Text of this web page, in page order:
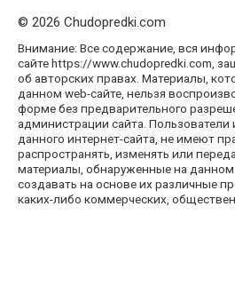
© 2026 Chudopredki.com
Внимание: Все содержание, вся
сайте https://www.chudopredki.com,
об авторских правах. Материалы,
данном web-сайте, нельзя
форме без предварительного
администрации сайта. Пользователи
данного интернет-сайта, не имеют
распространять, изменять или
материалы, обнаруженные на данном
создавать на основе их различные
каких-либо коммерческих,